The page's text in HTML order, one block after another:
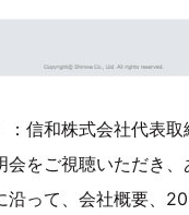
：信和株式会社代表
会をご視聴いただき
沿って、会社概要、